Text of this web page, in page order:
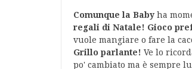
Comunque la Baby ha
regali di Natale! Gioco
vuole mangiare o fare la
Grillo parlante! Ve lo
po' cambiato ma è sempre